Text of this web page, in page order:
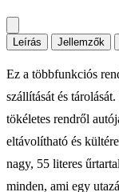
Leírás Jellemzők
Ez a többfunkciós
szállítását és
tökéletes rendről
eltávolítható és
nagy, 55 literes
minden, ami egy